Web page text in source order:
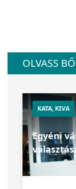
OLVASS
KATA, KIVA
Egyéni